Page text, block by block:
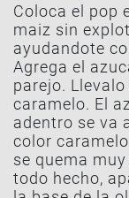
Coloca el pop
maiz sin
ayudandote
Agrega el
parejo.
caramelo. El
adentro se va
color
se quema
todo hecho,